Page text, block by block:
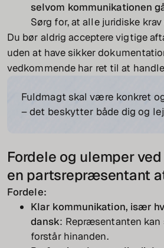
selvom kommunikationen
Sørg for, at alle juridiske
Du bør aldrig acceptere vigtige
uden at have sikker
vedkommende har ret til at
Fuldmagt skal være konkret
– det beskytter både dig og
Fordele og ulemper
en partsrepræsentant
Fordele:
Klar kommunikation, især
dansk: Repræsentanten kan
forstår hinanden.